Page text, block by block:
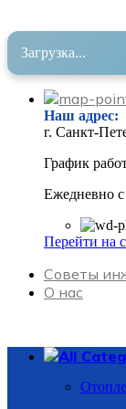
Загрузка...
Наш адрес:
г. Санкт-
График
Ежедневно с
Перейти на
Советы
О нас